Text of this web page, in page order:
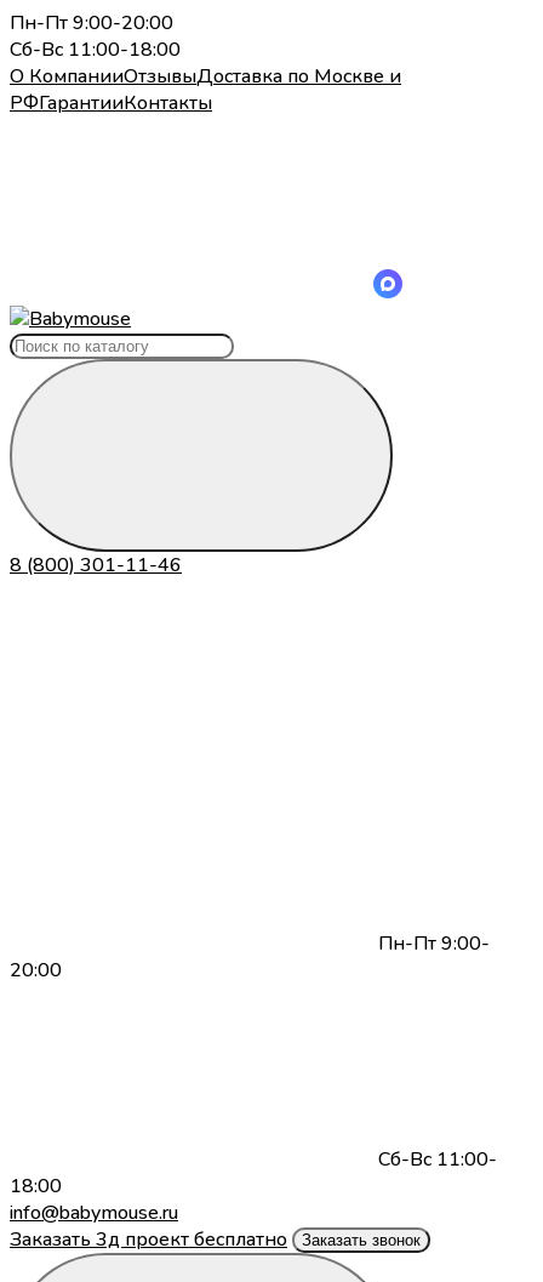
Пн-Пт 9:00-20:00
Сб-Вс 11:00-18:00
О КомпанииОтзывыДоставка по Москве и
РФГарантииКонтакты
8 (800) 301-11-46
Пн-Пт 9:00-
20:00
Сб-Вс 11:00-
18:00
info@babymouse.ru
Заказать 3д проект бесплатно
Заказать звонок